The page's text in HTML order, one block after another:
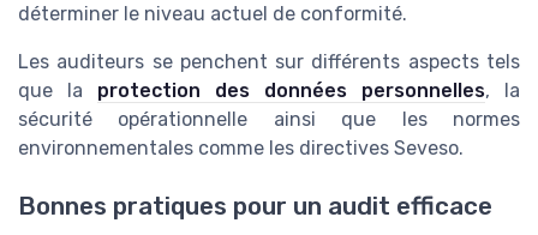
déterminer le niveau actuel de conformité.
Les auditeurs se penchent sur différents aspects tels
que la protection des données personnelles, la
sécurité opérationnelle ainsi que les normes
environnementales comme les directives Seveso.
Bonnes pratiques pour un audit efficace